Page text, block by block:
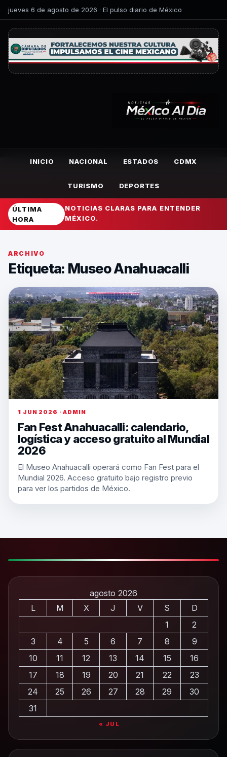
jueves 6 de agosto de 2026 · El pulso diario de México
INICIO NACIONAL ESTADOS CDMX
TURISMO DEPORTES
ÚLTIMA
HORA
NOTICIAS CLARAS PARA ENTENDER
MÉXICO.
ARCHIVO
Etiqueta: Museo Anahuacalli
1 JUN 2026 · ADMIN
Fan Fest Anahuacalli: calendario,
logística y acceso gratuito al Mundial
2026
El Museo Anahuacalli operará como Fan Fest para el
Mundial 2026. Acceso gratuito bajo registro previo
para ver los partidos de México.
agosto 2026
L
M X J V S
D
1
2
3
4 5 6 7 8
9
10
11 12 13 14 15
16
17
18 19 20 21 22
23
24
25 26 27 28 29
30
31
« JUL